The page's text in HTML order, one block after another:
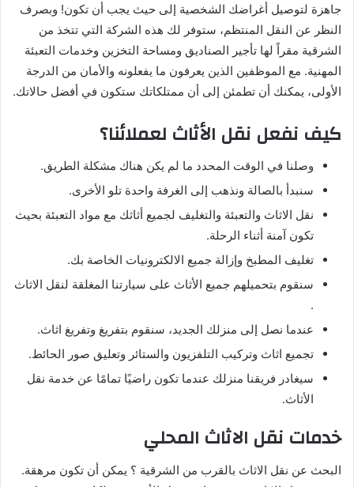
جاهزة لتوصيل أغراضك الشخصية إلى حيث يجب أن تكون! وبصرف
النظر عن النقل المنتظم، ستوفر لك هذه الشركة التي تتخذ من
الشرقية مقراً لها تأجير الصناديق ومساحة التخزين وخدمات التعبئة
المهنية. مع الموظفين الذين يعرفون ما يفعلونه والأمان من الدرجة
الأولى، يمكنك أن تطمئن إلى أن ممتلكاتك ستكون في أفضل حالاتك.
كيف نفعل نقل الأثاث لعملائنا؟
وصلنا في الوقت المحدد ما لم يكن هناك مشكلة الطريق.
سنبدأ بالصالة ونذهب إلى الغرفة واحدة تلو الأخرى.
نقل الاثاث والتعبئة والتغليف لجميع أثاثك مع مواد التعبئة بحيث
تكون آمنة أثناء الرحلة.
تغليف المطبخ وإزالة جميع الالكترونيات الخاصة بك.
سنقوم بتحميلهم جميع الأثاث على سيارتنا المغلقة لنقل الاثاث
.
عندما نصل إلى منزلك الجديد، سنقوم بتفريغ وتفريغ اثاث.
تجميع اثاث وتركيب التلفزيون والستائر وتعليق صور الحائط.
سيغادر فريقنا منزلك عندما تكون راضيًا تمامًا عن خدمة نقل
الأثاث.
خدمات نقل الاثاث المحلي
البحث عن نقل الاثاث بالقرب من الشرقية ؟ يمكن أن تكون مرهقة.